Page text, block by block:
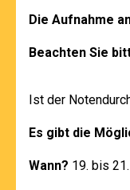
Die Aufnahme
Beachten Sie
Ist der
Es gibt die
Wann? 19. bis